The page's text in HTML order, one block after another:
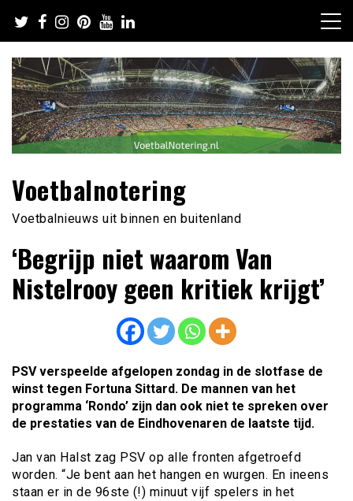
naar
de
inhoud
Voetbalnotering
Voetbalnieuws uit binnen en buitenland
‘Begrijp niet waarom Van
Nistelrooy geen kritiek krijgt’
PSV verspeelde afgelopen zondag in de slotfase de
winst tegen Fortuna Sittard. De mannen van het
programma ‘Rondo’ zijn dan ook niet te spreken over
de prestaties van de Eindhovenaren de laatste tijd.
Jan van Halst zag PSV op alle fronten afgetroefd
worden. “Je bent aan het hangen en wurgen. En ineens
staan er in de 96ste (!) minuut vijf spelers in het